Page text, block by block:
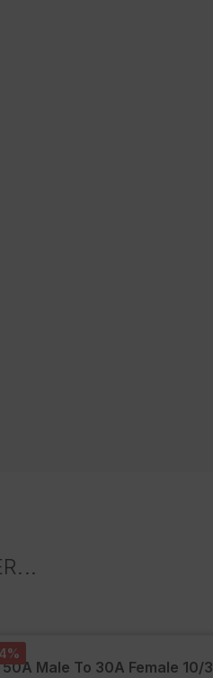
50A Male To 30A Female 10/3